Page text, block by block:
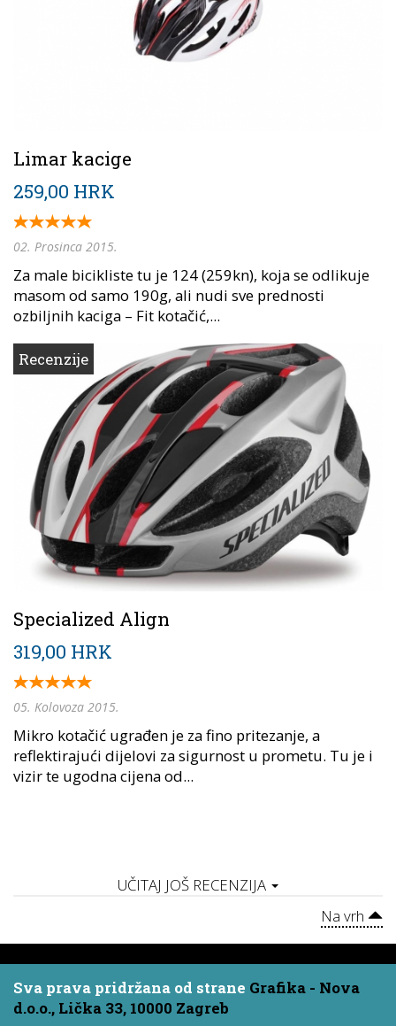
Limar kacige
259,00 HRK
02. Prosinca 2015.
Za male bicikliste tu je 124 (259kn), koja se odlikuje
masom od samo 190g, ali nudi sve prednosti
ozbiljnih kaciga – Fit kotačić,...
Recenzije
Specialized Align
319,00 HRK
05. Kolovoza 2015.
Mikro kotačić ugrađen je za fino pritezanje, a
reflektirajući dijelovi za sigurnost u prometu. Tu je i
vizir te ugodna cijena od...
UČITAJ JOŠ RECENZIJA
Na vrh
Sva prava pridržana od strane Grafika - Nova
d.o.o., Lička 33, 10000 Zagreb